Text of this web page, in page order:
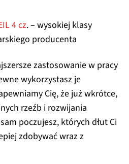
4 cz. – wysokiej klasy
producenta
zastosowanie w pracy
wykorzystasz je
Cię, że już wkrótce,
rzeźb i rozwijania
poczujesz, których dłut Ci
zdobywać wraz z